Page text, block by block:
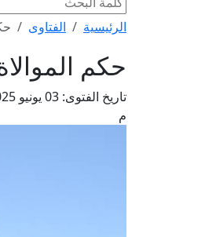
الرئيسية الفتاوى
حكم
تاريخ الفتوى:
03
م